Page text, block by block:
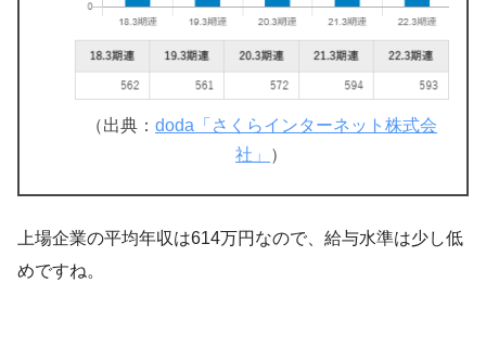
（出典： doda「さくらインターネット株式会
社」
）
上場企業の平均年収は614万円なので、給与水準は少し低
めですね。